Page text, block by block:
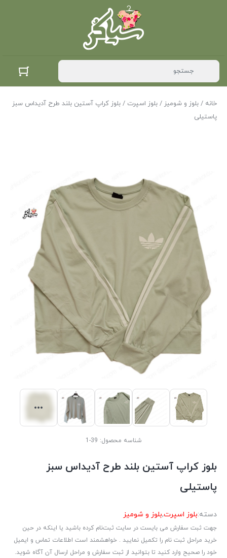
خانه / بلوز و شومیز / بلوز اسپرت / بلوز کراپ آستین بلند طرح آدیداس سبز
پاستیلی
شناسه محصول: 39-1
بلوز کراپ آستین بلند طرح آدیداس سبز
پاستیلی
دسته:بلوز اسپرت,بلوز و شومیز
جهت ثبت سفارش می بایست در سایت ثبت‌نام کرده باشید یا اینکه در حین
خرید مراحل ثبت نام را تکمیل نمایید . خواهشمند است اطلاعات تماس و ایمیل
خود را صحیح وارد کنید تا بتوانید از ثبت سفارش و مراحل ارسال آن آگاه شوید.